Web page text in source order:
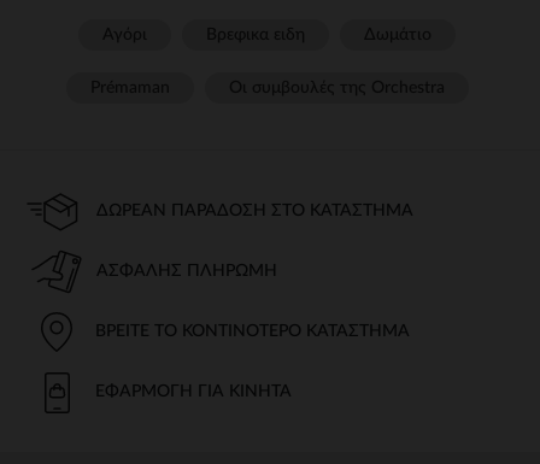
ΔΩΡΕΆΝ ΠΑΡΆΔΟΣΗ ΣΤΟ ΚΑΤΆΣΤΗΜΑ
ΑΣΦΑΛΉΣ ΠΛΗΡΩΜΉ
ΒΡΕΊΤΕ ΤΟ ΚΟΝΤΙΝΌΤΕΡΟ ΚΑΤΆΣΤΗΜΑ
ΕΦΑΡΜΟΓΉ ΓΙΑ ΚΙΝΗΤΆ